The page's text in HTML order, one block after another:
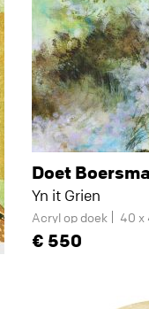
Doet Boersma
Yn it Grien
Acryl op doek 40 x
550